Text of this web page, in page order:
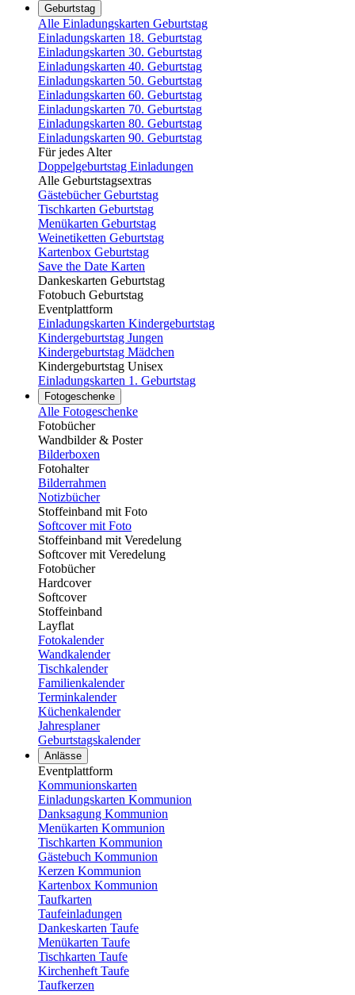
Geburtstag
Alle Einladungskarten Geburtstag
Einladungskarten 18. Geburtstag
Einladungskarten 30. Geburtstag
Einladungskarten 40. Geburtstag
Einladungskarten 50. Geburtstag
Einladungskarten 60. Geburtstag
Einladungskarten 70. Geburtstag
Einladungskarten 80. Geburtstag
Einladungskarten 90. Geburtstag
Für jedes Alter
Doppelgeburtstag Einladungen
Alle Geburtstagsextras
Gästebücher Geburtstag
Tischkarten Geburtstag
Menükarten Geburtstag
Weinetiketten Geburtstag
Kartenbox Geburtstag
Save the Date Karten
Dankeskarten Geburtstag
Fotobuch Geburtstag
Eventplattform
Einladungskarten Kindergeburtstag
Kindergeburtstag Jungen
Kindergeburtstag Mädchen
Kindergeburtstag Unisex
Einladungskarten 1. Geburtstag
Fotogeschenke
Alle Fotogeschenke
Fotobücher
Wandbilder & Poster
Bilderboxen
Fotohalter
Bilderrahmen
Notizbücher
Stoffeinband mit Foto
Softcover mit Foto
Stoffeinband mit Veredelung
Softcover mit Veredelung
Fotobücher
Hardcover
Softcover
Stoffeinband
Layflat
Fotokalender
Wandkalender
Tischkalender
Familienkalender
Terminkalender
Küchenkalender
Jahresplaner
Geburtstagskalender
Anlässe
Eventplattform
Kommunionskarten
Einladungskarten Kommunion
Danksagung Kommunion
Menükarten Kommunion
Tischkarten Kommunion
Gästebuch Kommunion
Kerzen Kommunion
Kartenbox Kommunion
Taufkarten
Taufeinladungen
Dankeskarten Taufe
Menükarten Taufe
Tischkarten Taufe
Kirchenheft Taufe
Taufkerzen